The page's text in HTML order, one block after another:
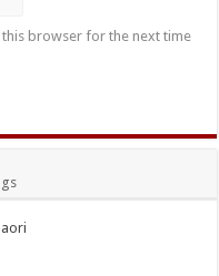
this browser for the next time